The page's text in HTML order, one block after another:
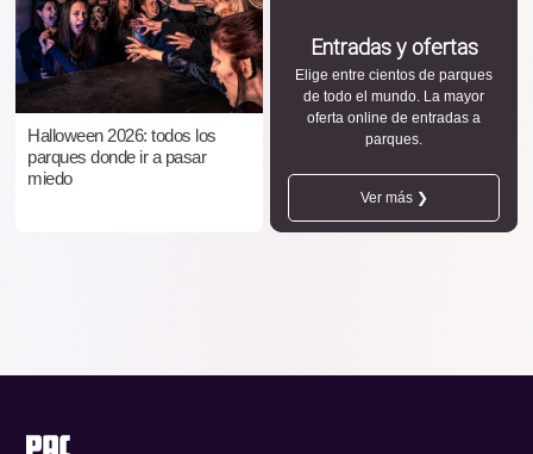
Halloween 2026: todos los
parques donde ir a pasar
miedo
Entradas y ofertas
Elige entre cientos de parques
de todo el mundo. La mayor
oferta online de entradas a
parques.
Ver más ❯